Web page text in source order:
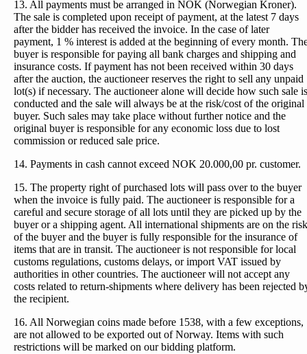
13. All payments must be arranged in NOK (Norwegian Kroner).
The sale is completed upon receipt of payment, at the latest 7 days
after the bidder has received the invoice. In the case of later
payment, 1 % interest is added at the beginning of every month.
buyer is responsible for paying all bank charges and shipping and
insurance costs. If payment has not been received within 30 days
after the auction, the auctioneer reserves the right to sell any unpaid
lot(s) if necessary. The auctioneer alone will decide how such sale is
conducted and the sale will always be at the risk/cost of the original
buyer. Such sales may take place without further notice and the
original buyer is responsible for any economic loss due to lost
commission or reduced sale price.
14. Payments in cash cannot exceed NOK 20.000,00 pr. customer.
15. The property right of purchased lots will pass over to the buyer
when the invoice is fully paid. The auctioneer is responsible for a
careful and secure storage of all lots until they are picked up by the
buyer or a shipping agent. All international shipments are on the risk
of the buyer and the buyer is fully responsible for the insurance of
items that are in transit. The auctioneer is not responsible for local
customs regulations, customs delays, or import VAT issued by
authorities in other countries. The auctioneer will not accept any
costs related to return-shipments where delivery has been rejected
the recipient.
16. All Norwegian coins made before 1538, with a few exceptions,
are not allowed to be exported out of Norway. Items with such
restrictions will be marked on our bidding platform.